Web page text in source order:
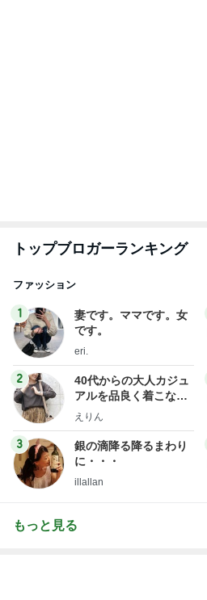
トップブロガーランキング
ファッション
1
妻です。ママです。女
です。
eri.
2
40代からの大人カジュ
アルを品良く着こなす
ファッションブログ
えりん
3
銀の滴降る降るまわり
に・・・
illallan
もっと見る